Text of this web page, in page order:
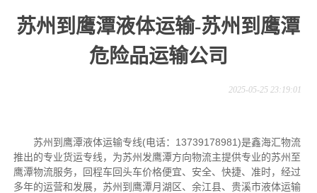
苏州到鹰潭液体运输-苏州到鹰潭
危险品运输公司
2025-05-25 23:19:01
苏州到鹰潭液体运输专线(电话：13739178981)是鑫海汇物流
推出的专业货运专线，为苏州发鹰潭方向物流主提供专业的苏州至
鹰潭物流服务，回程车回头车价格便宜、安全、快捷、准时，经过
多年的运营和发展，苏州到鹰潭月湖区、余江县、贵溪市液体运输